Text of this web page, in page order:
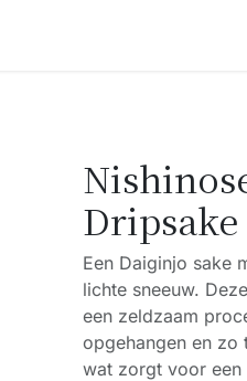
Een Daiginjo sake
lichte sneeuw.
een zeldzaam
opgehangen en
wat zorgt voor een